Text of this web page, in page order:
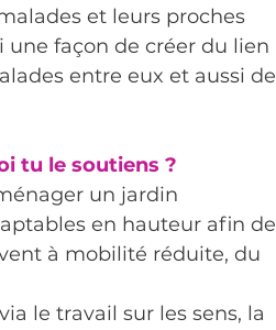
et leurs proches
une façon de créer du lien
entre eux et aussi de
tu le soutiens ?
un jardin
en hauteur afin de
à mobilité réduite, du
le travail sur les sens, la